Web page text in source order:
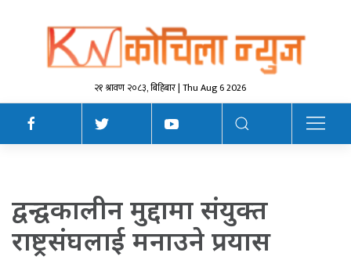
२१ श्रावण २०८३, बिहिबार | Thu Aug 6 2026
द्वन्द्वकालीन मुद्दामा संयुक्त
राष्ट्रसंघलाई मनाउने प्रयास